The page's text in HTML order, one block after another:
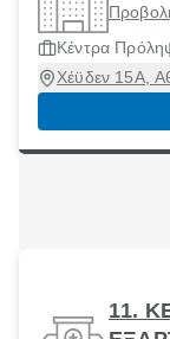
Κέντρα
Χέϋδεν 15Α,
11.